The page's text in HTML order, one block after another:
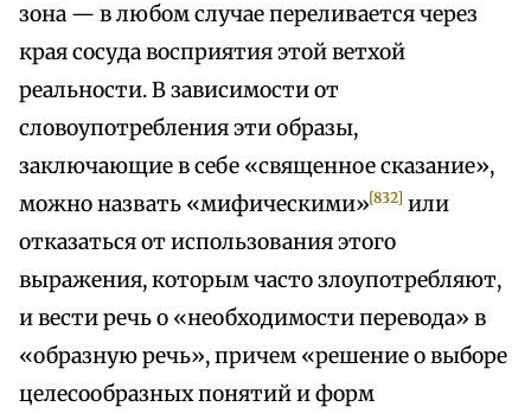
зона — в любом случае переливается через
края сосуда восприятия этой ветхой
реальности. В зависимости от
словоупотребления эти образы,
заключающие в себе «священное сказание»,
можно назвать «мифическими»[832] или
отказаться от использования этого
выражения, которым часто злоупотребляют,
и вести речь о «необходимости перевода» в
«образную речь», причем «решение о выборе
целесообразных понятий и форм